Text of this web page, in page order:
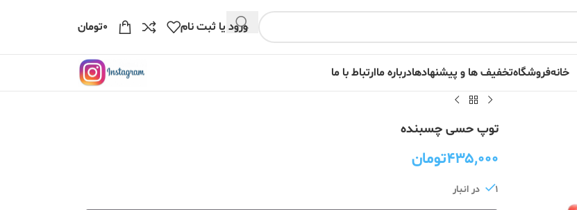
ورود یا ثبت نام ۰تومان
خانهفروشگاهتخفیف ها و پیشنهادهادرباره ماارتباط با ما
توپ حسی چسبنده
۴۳۵,۰۰۰تومان
1 در انبار